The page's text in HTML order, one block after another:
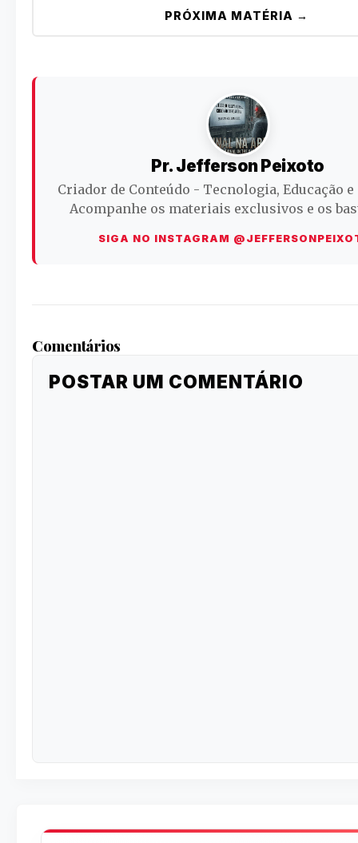
PRÓXIMA MATÉRIA →
Pr. Jefferson Peixoto
Criador de Conteúdo - Tecnologia, Educação
Acompanhe os materiais exclusivos e os
SIGA NO INSTAGRAM
Comentários
POSTAR UM COMENTÁRIO